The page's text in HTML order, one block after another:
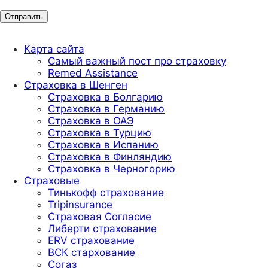
Карта сайта
Самый важный пост про страховку
Remed Assistance
Страховка в Шенген
Страховка в Болгарию
Страховка в Германию
Страховка в ОАЭ
Страховка в Турцию
Страховка в Испанию
Страховка в Финляндию
Страховка в Черногорию
Страховые
Тинькофф страхование
Tripinsurance
Страховая Согласие
Либерти страхование
ERV страхование
ВСК стархование
Согаз